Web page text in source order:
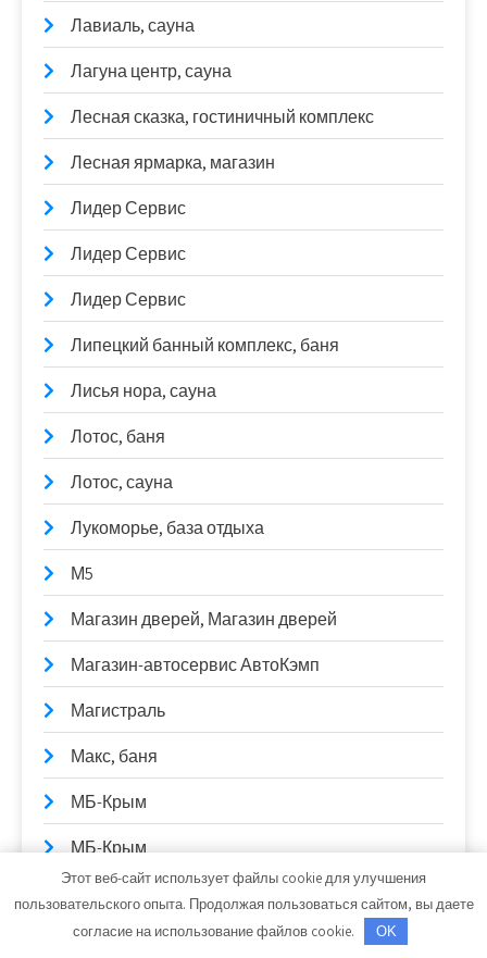
Лавиаль, сауна
Лагуна центр, сауна
Лесная сказка, гостиничный комплекс
Лесная ярмарка, магазин
Лидер Сервис
Лидер Сервис
Лидер Сервис
Липецкий банный комплекс, баня
Лисья нора, сауна
Лотос, баня
Лотос, сауна
Лукоморье, база отдыха
М5
Магазин дверей, Магазин дверей
Магазин-автосервис АвтоКэмп
Магистраль
Макс, баня
МБ-Крым
МБ-Крым
Метро, автомоечный комплекс
Мир посуды
Этот веб-сайт использует файлы cookie для улучшения
пользовательского опыта. Продолжая пользоваться сайтом, вы даете
согласие на использование файлов cookie.
OK